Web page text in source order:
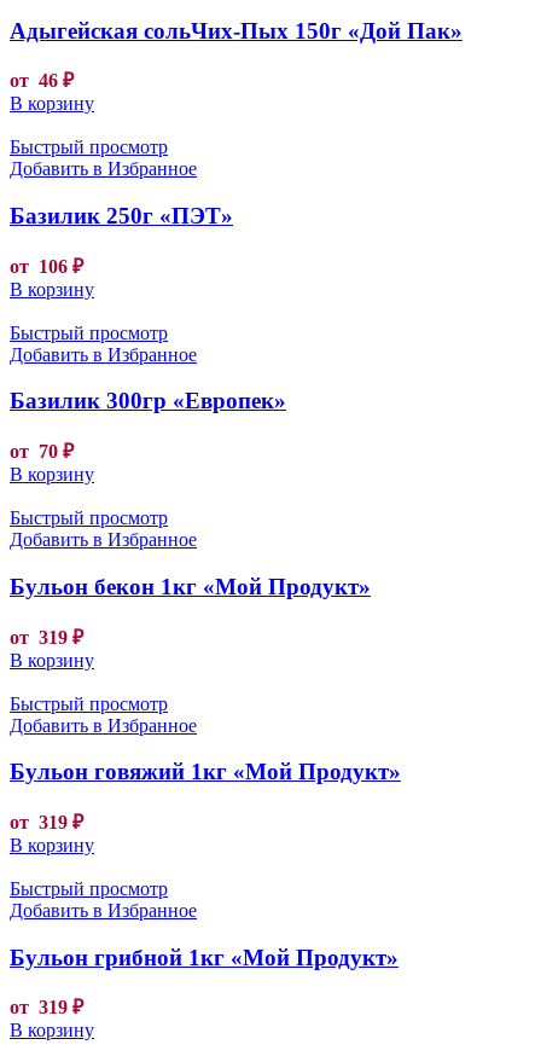
Адыгейская сольЧих-Пых 150г «Дой Пак»
от 46 ₽
В корзину
Быстрый просмотр
Добавить в Избранное
Базилик 250г «ПЭТ»
от 106 ₽
В корзину
Быстрый просмотр
Добавить в Избранное
Базилик 300гр «Европек»
от 70 ₽
В корзину
Быстрый просмотр
Добавить в Избранное
Бульон бекон 1кг «Мой Продукт»
от 319 ₽
В корзину
Быстрый просмотр
Добавить в Избранное
Бульон говяжий 1кг «Мой Продукт»
от 319 ₽
В корзину
Быстрый просмотр
Добавить в Избранное
Бульон грибной 1кг «Мой Продукт»
от 319 ₽
В корзину